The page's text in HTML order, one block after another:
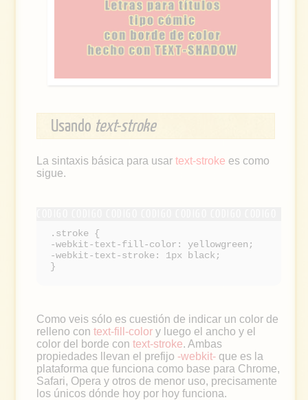
Usando text-stroke
La sintaxis básica para usar text-stroke es como
sigue.
.stroke {
-webkit-text-fill-color: yellowgreen;
-webkit-text-stroke: 1px black;
}
Como veis sólo es cuestión de indicar un color de
relleno con text-fill-color y luego el ancho y el
color del borde con text-stroke. Ambas
propiedades llevan el prefijo -webkit- que es la
plataforma que funciona como base para Chrome,
Safari, Opera y otros de menor uso, precisamente
los únicos dónde hoy por hoy funciona.